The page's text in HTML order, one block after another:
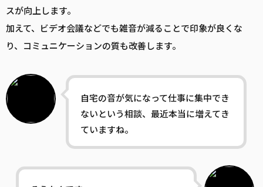
スが向上します。
加えて、ビデオ会議などでも雑音が減ることで印象が良くな
り、コミュニケーションの質も改善します。
自宅の音が気になって仕事に集中でき
ないという相談、最近本当に増えてき
ていますね。